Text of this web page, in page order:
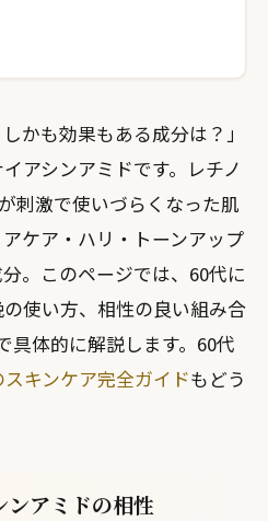
かも効果もある成分は？」
アシンアミドです。レチノ
刺激で使いづらくなった肌
ケア・ハリ・トーンアップ
。このページでは、60代に
使い方、相性の良い組み合
具体的に解説します。60代
スキンケア完全ガイドもどう
ンアミドの相性